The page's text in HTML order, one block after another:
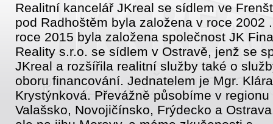
Realitní kancelář JKreal se sídlem ve
pod Radhoštěm byla založena v roce 2002
roce 2015 byla založena společnost JK
Reality s.r.o. se sídlem v Ostravě, jenž se
JKreal a rozšířila realitní služby také o
oboru financování. Jednatelem je Mgr. Klára
Krystýnková. Převážně působíme v regionu
Valašsko, Novojičínsko, Frýdecko a